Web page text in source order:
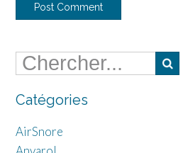
Catégories
AirSnore